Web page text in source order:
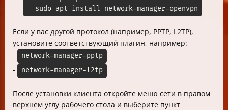
  sudo apt install network-manager-openvpn
Если у вас другой протокол (например, PPTP, L2TP),
установите соответствующий плагин, например:
-
network-manager-pptp
- network-manager-l2tp
После установки клиента откройте меню сети в правом
верхнем углу рабочего стола и выберите пункт